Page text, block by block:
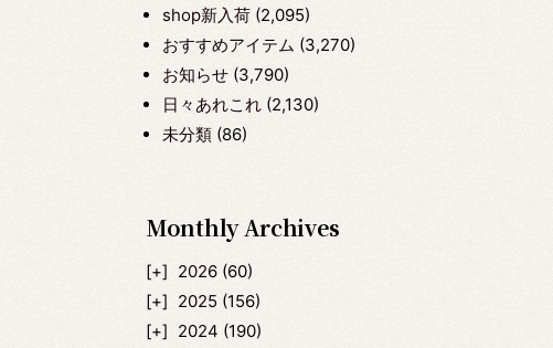
shop新入荷 (2,095)
おすすめアイテム (3,270)
お知らせ (3,790)
日々あれこれ (2,130)
未分類 (86)
Monthly Archives
2026 (60)
2025 (156)
2024 (190)